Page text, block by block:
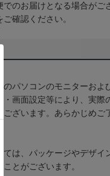
でのお届けとなる場合がご
ご確認ください。
のパソコンのモニターおよ
・画面設定等により、実際
ございます。あらかじめご
ては、パッケージやデザイ
ことがございます。